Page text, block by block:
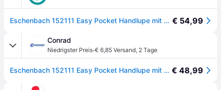
Eschenbach 152111 Easy Pocket Handlupe mit LED-Beleuchtung Vergrößerungsfaktor: 3 x € 54,99
Conrad
Niedrigster Preis·€ 6,85 Versand, 2 Tage
Eschenbach 152111 Easy Pocket Handlupe mit LED-Beleuchtung Vergrößerungsfaktor: - [] € 48,99